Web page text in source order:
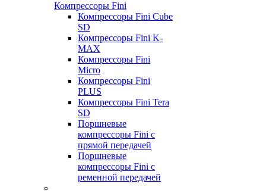
Компрессоры Fini
Компрессоры Fini Cube
SD
Компрессоры Fini K-
MAX
Компрессоры Fini
Micro
Компрессоры Fini
PLUS
Компрессоры Fini Tera
SD
Поршневые
компрессоры Fini с
прямой передачей
Поршневые
компрессоры Fini с
ременной передачей